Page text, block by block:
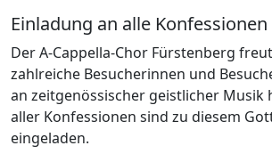
Einladung an alle Konfessionen
Der A-Cappella-Chor Fürstenberg
zahlreiche Besucherinnen und
an zeitgenössischer geistlicher Musik
aller Konfessionen sind zu diesem
eingeladen.